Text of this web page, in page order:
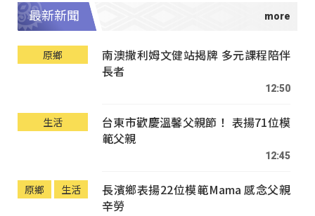
最新新聞
原鄉
南澳撒利姆文健站揭牌 多元課程陪伴
長者
12:50
生活
台東市歡慶溫馨父親節！ 表揚71位模
範父親
12:45
原鄉 生活
長濱鄉表揚22位模範Mama 感念父親
辛勞